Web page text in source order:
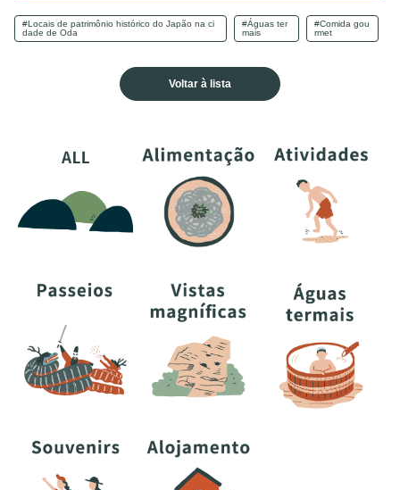
#Locais de patrimônio histórico do Japão na ci
dade de Oda
#Águas ter
mais
#Comida gou
rmet
Voltar à lista